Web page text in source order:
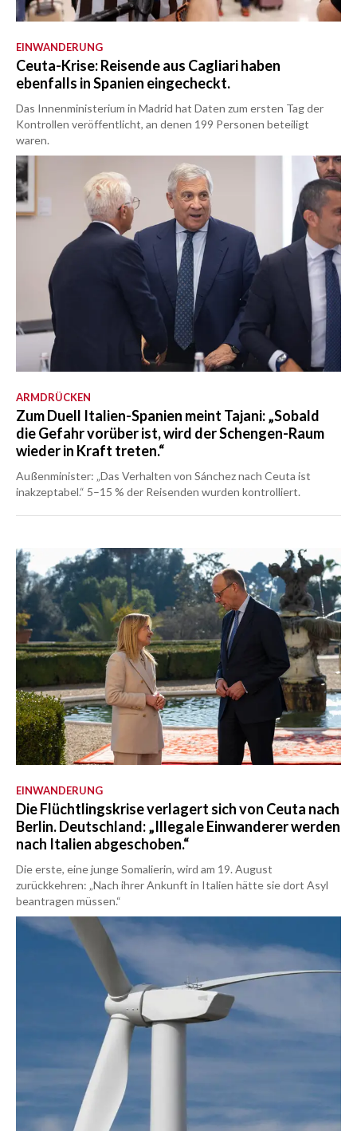
EINWANDERUNG
Ceuta-Krise: Reisende aus Cagliari haben
ebenfalls in Spanien eingecheckt.
Das Innenministerium in Madrid hat Daten zum ersten Tag der
Kontrollen veröffentlicht, an denen 199 Personen beteiligt
waren.
ARMDRÜCKEN
Zum Duell Italien-Spanien meint Tajani: „Sobald
die Gefahr vorüber ist, wird der Schengen-Raum
wieder in Kraft treten.“
Außenminister: „Das Verhalten von Sánchez nach Ceuta ist
inakzeptabel.“ 5–15 % der Reisenden wurden kontrolliert.
EINWANDERUNG
Die Flüchtlingskrise verlagert sich von Ceuta nach
Berlin. Deutschland: „Illegale Einwanderer werden
nach Italien abgeschoben.“
Die erste, eine junge Somalierin, wird am 19. August
zurückkehren: „Nach ihrer Ankunft in Italien hätte sie dort Asyl
beantragen müssen.“